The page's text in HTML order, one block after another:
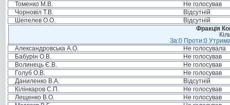
Томенко М.В.
Не голосував
Чорновіл Т.В.
Відсутній
Шепелев О.О.
Відсутній
Фракція
За:0 Проти:0
Александровська А.О.
Не голосувала
Бабурін О.В.
Не голосував
Волинець Є.В.
Не голосував
Голуб О.В.
Не голосував
Даниленко В.А.
Відсутній
Кілінкаров С.П.
Не голосував
Лещенко В.О.
Не голосував